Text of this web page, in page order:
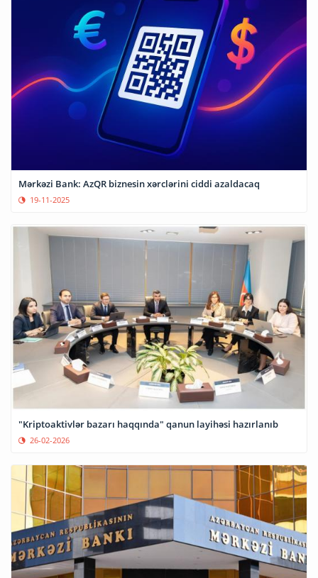
Mərkəzi Bank: AzQR biznesin xərclərini ciddi azaldacaq
19-11-2025
"Kriptoaktivlər bazarı haqqında" qanun layihəsi hazırlanıb
26-02-2026